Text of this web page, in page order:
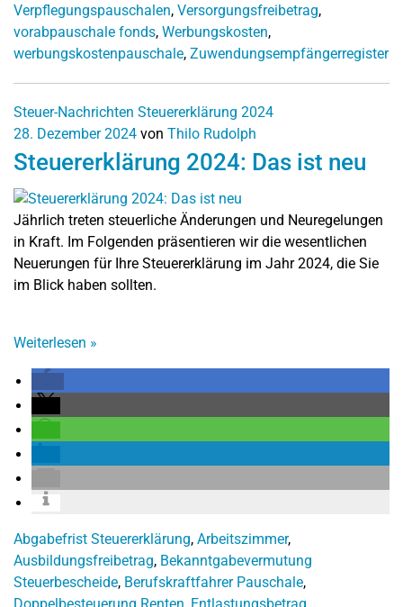
Verpflegungspauschalen, Versorgungsfreibetrag,
vorabpauschale fonds, Werbungskosten,
werbungskostenpauschale, Zuwendungsempfängerregister
Steuer-Nachrichten Steuererklärung 2024
28. Dezember 2024 von Thilo Rudolph
Steuererklärung 2024: Das ist neu
Jährlich treten steuerliche Änderungen und Neuregelungen
in Kraft. Im Folgenden präsentieren wir die wesentlichen
Neuerungen für Ihre Steuererklärung im Jahr 2024, die Sie
im Blick haben sollten.
Weiterlesen »
Abgabefrist Steuererklärung, Arbeitszimmer,
Ausbildungsfreibetrag, Bekanntgabevermutung
Steuerbescheide, Berufskraftfahrer Pauschale,
Doppelbesteuerung Renten Entlastungsbetrag